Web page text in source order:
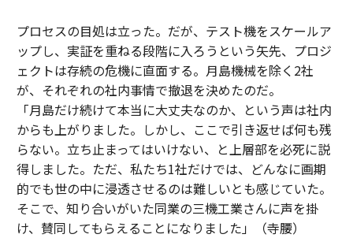
プロセスの目処は立った。だが、テスト機をスケールア
ップし、実証を重ねる段階に入ろうという矢先、プロジ
ェクトは存続の危機に直面する。月島機械を除く2社
が、それぞれの社内事情で撤退を決めたのだ。
「月島だけ続けて本当に大丈夫なのか、という声は社内
からも上がりました。しかし、ここで引き返せば何も残
らない。立ち止まってはいけない、と上層部を必死に説
得しました。ただ、私たち1社だけでは、どんなに画期
的でも世の中に浸透させるのは難しいとも感じていた。
そこで、知り合いがいた同業の三機工業さんに声を掛
け、賛同してもらえることになりました」（寺腰）